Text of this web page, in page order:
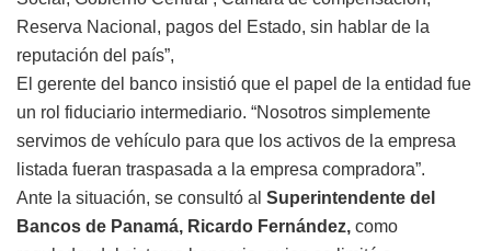
Reserva Nacional, pagos del Estado, sin hablar de la
reputación del país”,
El gerente del banco insistió que el papel de la entidad fue
un rol fiduciario intermediario. “Nosotros simplemente
servimos de vehículo para que los activos de la empresa
listada fueran traspasada a la empresa compradora”.
Ante la situación, se consultó al Superintendente del
Bancos de Panamá, Ricardo Fernández, como